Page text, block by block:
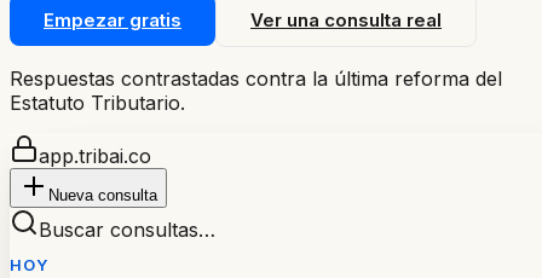
Empezar gratis Ver una consulta real
Respuestas contrastadas contra la última reforma del
Estatuto Tributario.
app.tribai.co
Nueva consulta
Buscar consultas…
HOY